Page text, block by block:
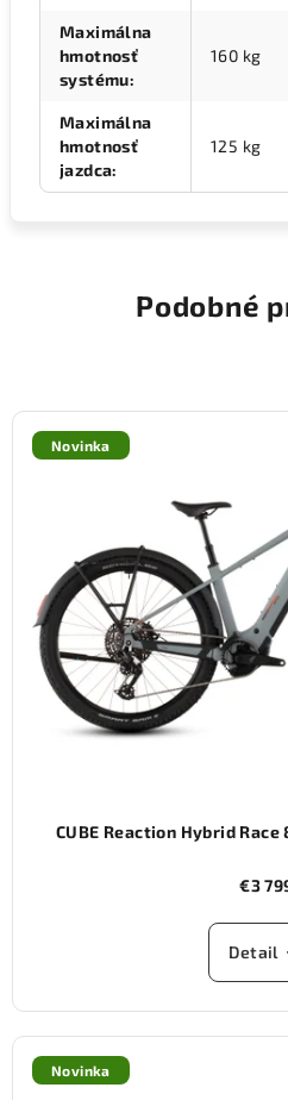
Maximálna
hmotnosť
systému:
160 kg
Maximálna
hmotnosť
jazdca:
125 kg
Podobné
Novinka
CUBE Reaction Hybrid
€3
Detail
Novinka